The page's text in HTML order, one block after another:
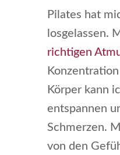
Pilates hat
losgelassen.
richtigen
Körper kann
entspannen
Schmerzen.
von den